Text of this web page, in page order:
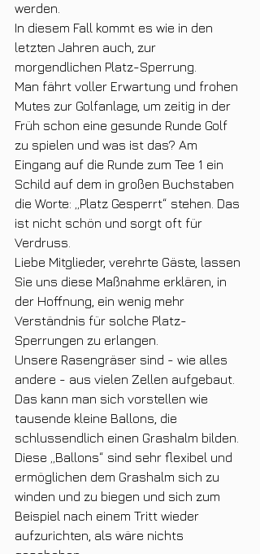
werden.
In diesem Fall kommt es wie in den
letzten Jahren auch, zur
morgendlichen Platz-Sperrung.
Man fährt voller Erwartung und frohen
Mutes zur Golfanlage, um zeitig in der
Früh schon eine gesunde Runde Golf
zu spielen und was ist das? Am
Eingang auf die Runde zum Tee 1 ein
Schild auf dem in großen Buchstaben
die Worte: „Platz Gesperrt“ stehen. Das
ist nicht schön und sorgt oft für
Verdruss.
Liebe Mitglieder, verehrte Gäste, lassen
Sie uns diese Maßnahme erklären, in
der Hoffnung, ein wenig mehr
Verständnis für solche Platz-
Sperrungen zu erlangen.
Unsere Rasengräser sind - wie alles
andere - aus vielen Zellen aufgebaut.
Das kann man sich vorstellen wie
tausende kleine Ballons, die
schlussendlich einen Grashalm bilden.
Diese „Ballons“ sind sehr flexibel und
ermöglichen dem Grashalm sich zu
winden und zu biegen und sich zum
Beispiel nach einem Tritt wieder
aufzurichten, als wäre nichts